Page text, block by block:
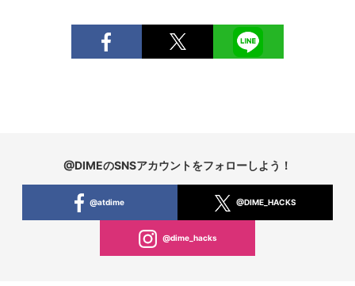
@DIMEのSNSアカウントをフォローしよう！
@atdime @DIME_HACKS
@dime_hacks